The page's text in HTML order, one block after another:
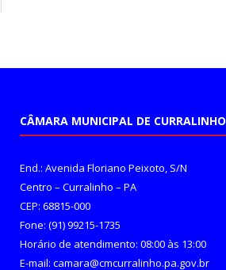
CÂMARA MUNICIPAL DE CURRALINHO
End.: Avenida Floriano Peixoto, S/N
Centro – Curralinho – PA
CEP: 68815-000
Fone: (91) 99215-1735
Horário de atendimento: 08:00 às 13:00
E-mail: camara@cmcurralinho.pa.gov.br